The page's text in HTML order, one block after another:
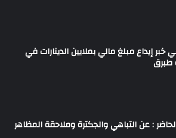
إيداع مبلغ مالي بملايين الدينارات في
طبرق
: عن التباهي والجكترة وملاحقة المظاهر